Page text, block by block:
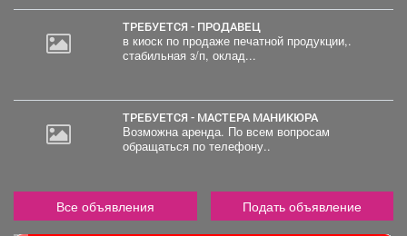
ТРЕБУЕТСЯ - ПРОДАВЕЦ
в киоск по продаже печатной продукции,.
стабильная з/п, оклад...
ТРЕБУЕТСЯ - МАСТЕРА МАНИКЮРА
Возможна аренда. По всем вопросам
обращаться по телефону..
Все объявления Подать объявление